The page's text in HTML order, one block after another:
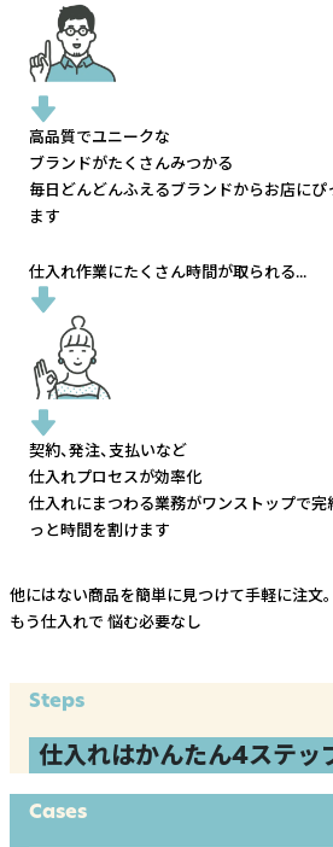
高品質でユニークな
ブランドがたくさんみつかる
毎日どんどんふえるブランドからお店にぴ
ます
仕入れ作業にたくさん時間が取られる...
契約、発注、支払いなど
仕入れプロセスが効率化
仕入れにまつわる業務がワンストップで完
っと時間を割けます
他にはない商品を簡単に見つけて手軽に注文。
もう仕入れで 悩む必要なし
Steps
仕入れはかんたん4ステッ
Cases